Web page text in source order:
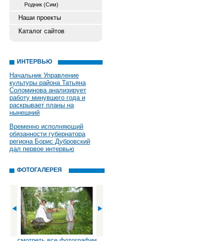
Родник (Сим)
Наши проекты
Каталог сайтов
ИНТЕРВЬЮ
Начальник Управление
культуры района Татьяна
Соломинова анализирует
работу минувшего года и
раскрывает планы на
нынешний
Временно исполняющий
обязанности губернатора
региона Борис Дубровский
дал первое интервью
ФОТОГАЛЕРЕЯ